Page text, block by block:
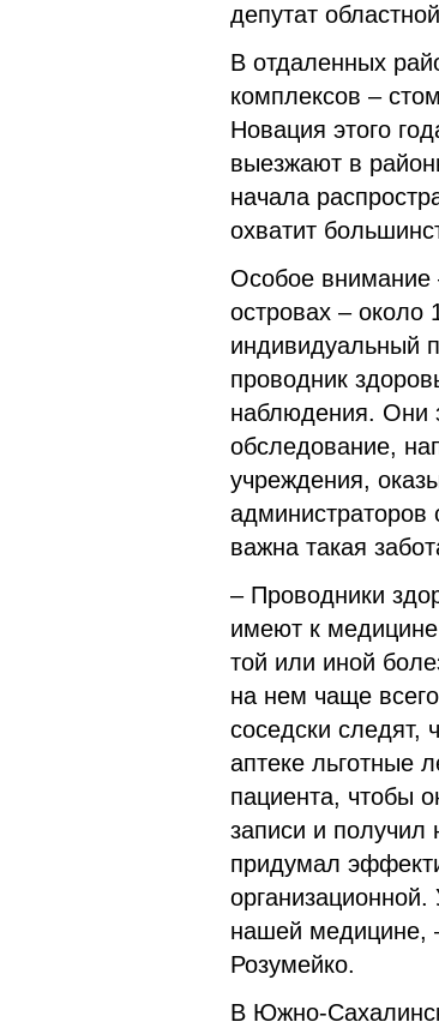
депутат
В отдаленных
комплексов –
Новация этого
выезжают в
начала
охватит
Особое внимание
островах – около
индивидуальный
проводник
наблюдения. Они
обследование,
учреждения,
важна такая
– Проводники
имеют к
той или иной
на нем чаще
соседски следят,
аптеке льготные
пациента, чтобы
записи и
придумал
организационной.
нашей медицине,
Розумейко.
В Южно-